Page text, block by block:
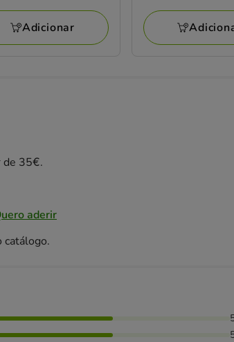
Adicionar
avaliações
a
15.40€
de 35€.
aderir
catálogo.
4 estrelas,